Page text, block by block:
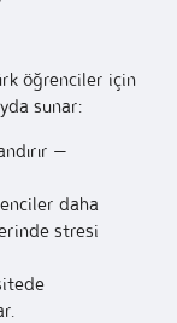
öğrenciler için
sunar:
—
daha
stresi